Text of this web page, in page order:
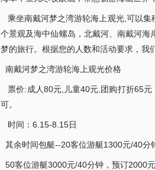
乘坐南戴河梦之湾游轮海上观光,可以集
个景观及海中仙螺岛，北戴河、南戴河
梦的旅行。根据您的人数和活动要求，我
南戴河梦之湾游轮海上观光价格
票价:成人80元,儿童40元,团购打折65
可。
时间：6.15-8.15日
其余时间包艇--20客位游艇1300元/40
50客位游艇3000元/40分钟，预订2000